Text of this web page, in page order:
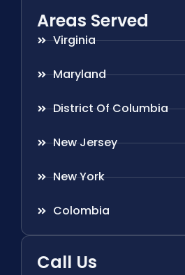
Areas Served
Virginia
Maryland
District Of Columbia
New Jersey
New York
Colombia
Call Us